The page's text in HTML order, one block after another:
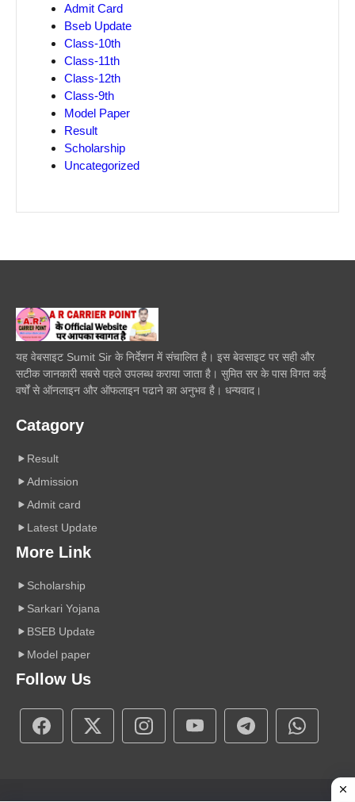
Admit Card
Bseb Update
Class-10th
Class-11th
Class-12th
Class-9th
Model Paper
Result
Scholarship
Uncategorized
यह वेबसाइट Sumit Sir के निर्देशन में संचालित है। इस बेवसाइट पर सही और
सटीक जानकारी सबसे पहले उपलब्ध कराया जाता है। सुमित सर के पास विगत कई
वर्षों से ऑनलाइन और ऑफलाइन पढाने का अनुभव है। धन्यवाद।
Catagory
Result
Admission
Admit card
Latest Update
More Link
Scholarship
Sarkari Yojana
BSEB Update
Model paper
Follow Us